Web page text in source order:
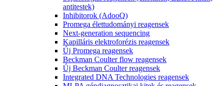
antitestek)
Inhibitorok (AdooQ)
Promega élettudományi reagensek
Next-generation sequencing
Kapilláris elektroforézis reagensek
Új Promega reagensek
Beckman Coulter flow reagensek
Új Beckman Coulter reagensek
Integrated DNA Technologies reagensek